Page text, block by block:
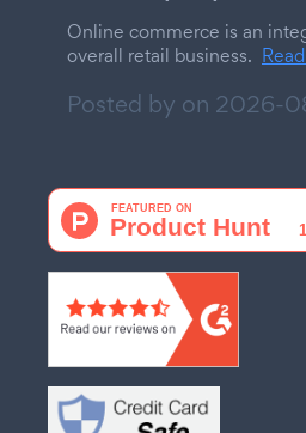
Online commerce is an
overall retail business.
Posted by on 2026-